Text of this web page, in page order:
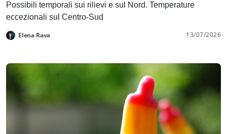
Possibili temporali sui rilievi e sul Nord. Temperature
eccezionali sul Centro-Sud
Elena Rava 13/07/2026